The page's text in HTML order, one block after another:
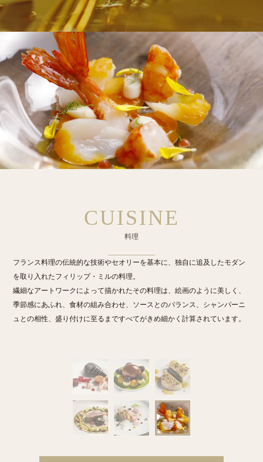
CUISINE
料理
フランス料理の伝統的な技術やセオリーを基本に、独自に追及したモダン
を取り入れたフィリップ・ミルの料理。
繊細なアートワークによって描かれたその料理は、絵画のように美しく、
季節感にあふれ、食材の組み合わせ、ソースとのバランス、シャンパーニ
ュとの相性、盛り付けに至るまですべてがきめ細かく計算されています。